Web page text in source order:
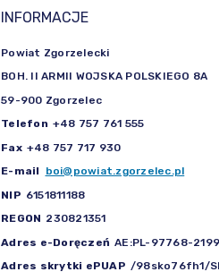
INFORMACJE
Powiat Zgorzelecki
BOH. II ARMII WOJSKA POLSKIEGO 8A
59-900 Zgorzelec
Telefon +48 757 761 555
Fax +48 757 717 930
E-mail
boi@powiat.zgorzelec.pl
NIP 6151811188
REGON 230821351
Adres e-Doręczeń AE:PL-97768-
Adres skrytki ePUAP /98sko76fh1/